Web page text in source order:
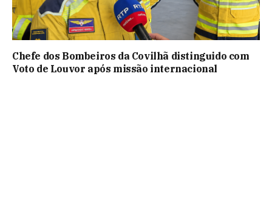
Chefe dos Bombeiros da Covilhã distinguido com
Voto de Louvor após missão internacional